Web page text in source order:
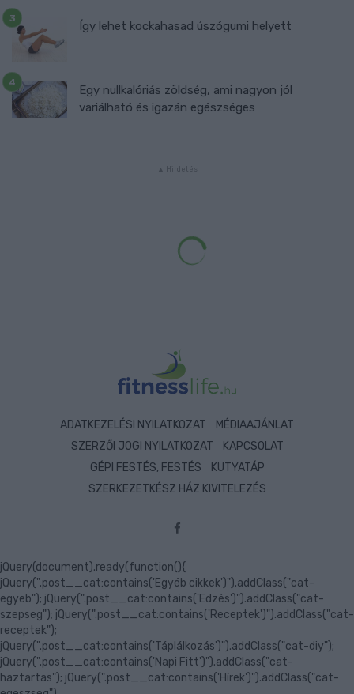
Így lehet kockahasad úszógumi helyett
Egy nullkalóriás zöldség, ami nagyon jól
variálható és igazán egészséges
ADATKEZELÉSI NYILATKOZAT
MÉDIAAJÁNLAT
SZERZŐI JOGI NYILATKOZAT
KAPCSOLAT
GÉPI FESTÉS, FESTÉS
KUTYATÁP
SZERKEZETKÉSZ HÁZ KIVITELEZÉS
jQuery(document).ready(function(){
jQuery(".post__cat:contains('Egyéb cikkek')").addClass("cat-
egyeb"); jQuery(".post__cat:contains('Edzés')").addClass("cat-
szepseg"); jQuery(".post__cat:contains('Receptek')").addClass("cat-
receptek");
jQuery(".post__cat:contains('Táplálkozás')").addClass("cat-diy");
jQuery(".post__cat:contains('Napi Fitt')").addClass("cat-
haztartas"); jQuery(".post__cat:contains('Hírek')").addClass("cat-